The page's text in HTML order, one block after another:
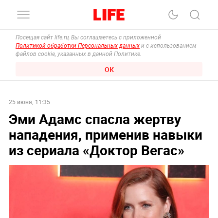
Посещая сайт life.ru, Вы соглашаетесь с приложенной
Политикой обработки Персональных данных и с использованием
файлов cookie, указанных в данной Политике.
ОК
25 июня, 11:35
Эми Адамс спасла жертву
нападения, применив навыки
из сериала «Доктор Вегас»